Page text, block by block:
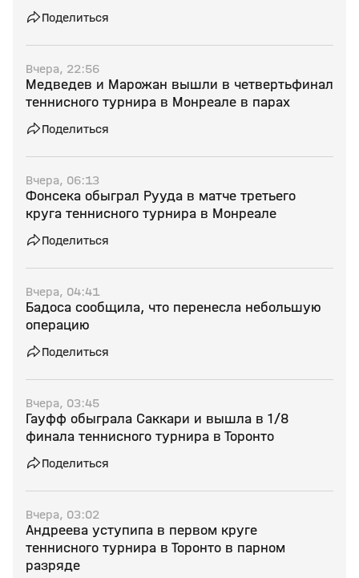
Поделиться
Вчера, 22:56
Медведев и Марожан вышли в четвертьфинал
теннисного турнира в Монреале в парах
Поделиться
Вчера, 06:13
Фонсека обыграл Рууда в матче третьего
круга теннисного турнира в Монреале
Поделиться
Вчера, 04:41
Бадоса сообщила, что перенесла небольшую
операцию
Поделиться
Вчера, 03:45
Гауфф обыграла Саккари и вышла в 1/8
финала теннисного турнира в Торонто
Поделиться
Вчера, 03:02
Андреева уступипа в первом круге
теннисного турнира в Торонто в парном
разряде